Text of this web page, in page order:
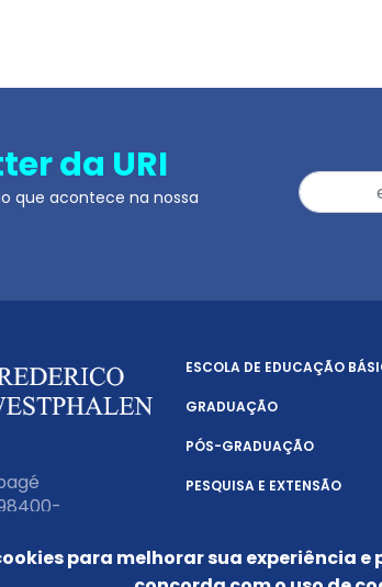
da URI
que acontece na nossa
ESCOLA DE EDUCAÇÃO
GRADUAÇÃO
PÓS-GRADUAÇÃO
PESQUISA E EXTENSÃO
para melhorar sua experiência